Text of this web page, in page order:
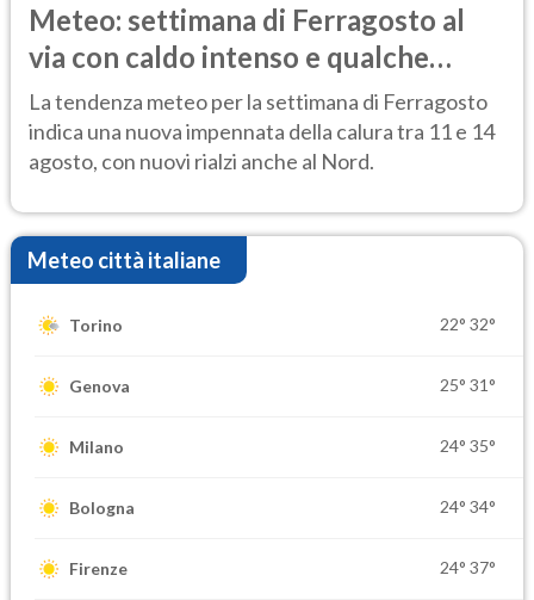
Meteo: settimana di Ferragosto al
via con caldo intenso e qualche
temporale
La tendenza meteo per la settimana di Ferragosto
indica una nuova impennata della calura tra 11 e 14
agosto, con nuovi rialzi anche al Nord.
Meteo città italiane
Torino 22° 32°
Genova 25° 31°
Milano 24° 35°
Bologna 24° 34°
Firenze 24° 37°